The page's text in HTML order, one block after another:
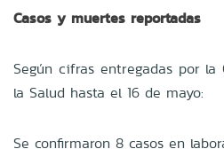
Casos y muertes reportadas
Según cifras entregadas por la
la Salud hasta el 16 de mayo:
Se confirmaron 8 casos en